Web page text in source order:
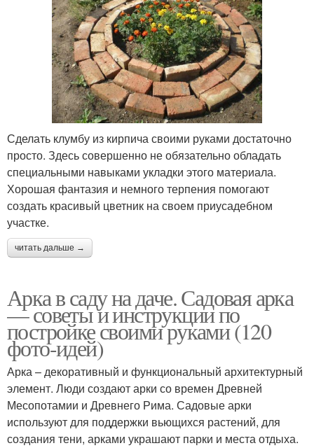
Сделать клумбу из кирпича своими руками достаточно
просто. Здесь совершенно не обязательно обладать
специальными навыками укладки этого материала.
Хорошая фантазия и немного терпения помогают
создать красивый цветник на своем приусадебном
участке.
читать дальше →
Арка в саду на даче. Садовая арка
— советы и инструкции по
постройке своими руками (120
фото-идей)
Арка – декоративный и функциональный архитектурный
элемент. Люди создают арки со времен Древней
Месопотамии и Древнего Рима. Садовые арки
используют для поддержки вьющихся растений, для
создания тени, арками украшают парки и места отдыха.